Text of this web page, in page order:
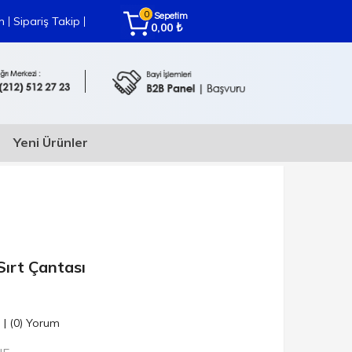
| Sipariş Takip | 0 Sepetim
0,00 ₺
Yeni Ürünler
Çantası
| (0) Yorum